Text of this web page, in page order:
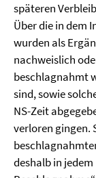
späteren
Über die in dem
wurden als
nachweislich
beschlagnahmt
sind, sowie
NS-Zeit
verloren gingen.
deshalb in